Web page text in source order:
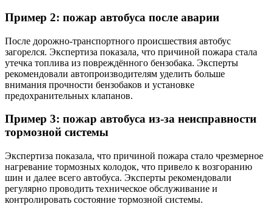
Пример 2: пожар автобуса после аварии
После дорожно-транспортного происшествия автобус
загорелся. Экспертиза показала, что причиной пожара стала
утечка топлива из повреждённого бензобака. Эксперты
рекомендовали автопроизводителям уделить больше
внимания прочности бензобаков и установке
предохранительных клапанов.
Пример 3: пожар автобуса из-за неисправности
тормозной системы
Экспертиза показала, что причиной пожара стало чрезмерное
нагревание тормозных колодок, что привело к возгоранию
шин и далее всего автобуса. Эксперты рекомендовали
регулярно проводить техническое обслуживание и
контролировать состояние тормозной системы.